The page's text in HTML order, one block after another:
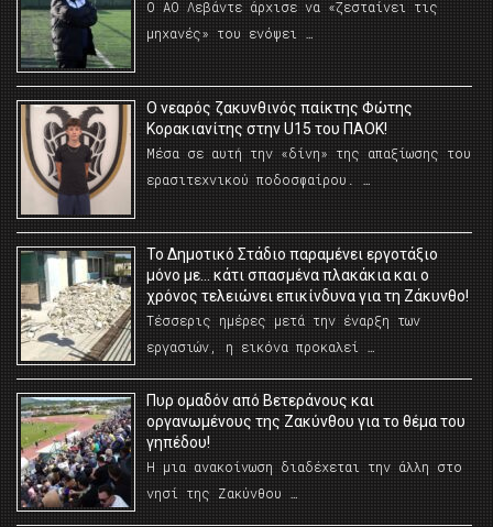
Ο ΑΟ Λεβάντε άρχισε να «ζεσταίνει τις
μηχανές» του ενόψει …
O νεαρός ζακυνθινός παίκτης Φώτης
Κορακιανίτης στην U15 του ΠΑΟΚ!
Μέσα σε αυτή την «δίνη» της απαξίωσης του
ερασιτεχνικού ποδοσφαίρου. …
Το Δημοτικό Στάδιο παραμένει εργοτάξιο
μόνο με… κάτι σπασμένα πλακάκια και ο
χρόνος τελειώνει επικίνδυνα για τη Ζάκυνθο!
Τέσσερις ημέρες μετά την έναρξη των
εργασιών, η εικόνα προκαλεί …
Πυρ ομαδόν από Βετεράνους και
οργανωμένους της Ζακύνθου για το θέμα του
γηπέδου!
Η μια ανακοίνωση διαδέχεται την άλλη στο
νησί της Ζακύνθου …